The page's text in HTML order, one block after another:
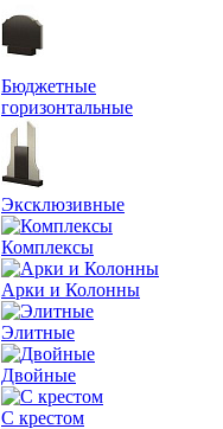
Бюджетные
горизонтальные
Эксклюзивные
Комплексы
Арки и Колонны
Элитные
Двойные
С крестом